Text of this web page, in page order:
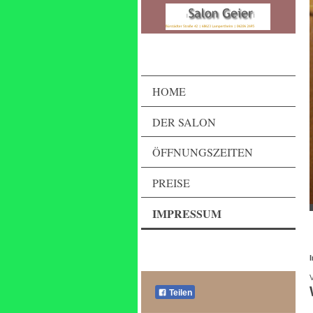
HOME
DER SALON
ÖFFNUNGSZEITEN
PREISE
IMPRESSUM
Teilen